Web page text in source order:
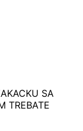
SA
TREBATE